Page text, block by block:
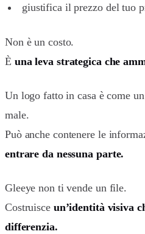
giustifica il prezzo del tuo
Non è un costo.
È una leva strategica che
Un logo fatto in casa è come
male.
Può anche contenere le
entrare da nessuna parte.
Gleeye non ti vende un file.
Costruisce un’identità visiva
differenzia.